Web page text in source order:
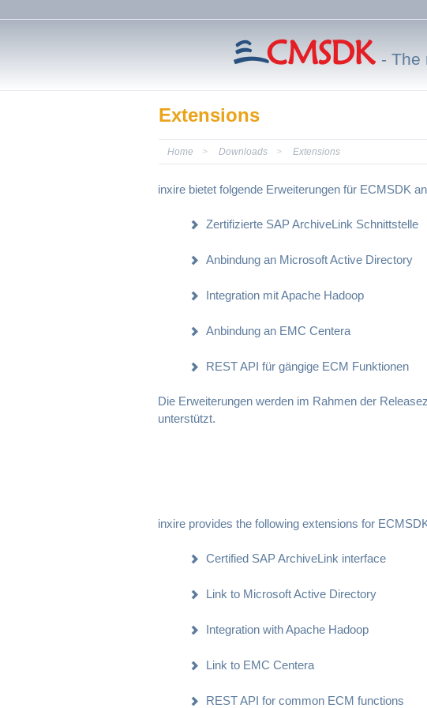
- The
Extensions
Home Downloads Extensions
inxire bietet folgende Erweiterungen für ECMSDK
Zertifizierte SAP ArchiveLink Schnittstelle
Anbindung an Microsoft Active Directory
Integration mit Apache Hadoop
Anbindung an EMC Centera
REST API für gängige ECM Funktionen
Die Erweiterungen werden im Rahmen der
unterstützt.
inxire provides the following extensions for
Certified SAP ArchiveLink interface
Link to Microsoft Active Directory
Integration with Apache Hadoop
Link to EMC Centera
REST API for common ECM functions